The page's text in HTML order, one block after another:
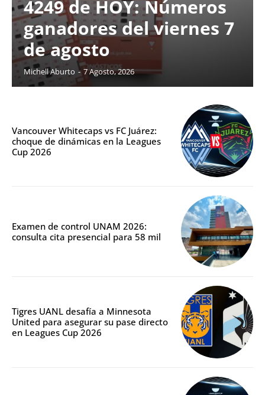
4249 de HOY: Números
ganadores del viernes 7
de agosto
Michell Aburto - 7 Agosto, 2026
Vancouver Whitecaps vs FC Juárez:
choque de dinámicas en la Leagues
Cup 2026
Examen de control UNAM 2026:
consulta cita presencial para 58 mil
Tigres UANL desafía a Minnesota
United para asegurar su pase directo
en Leagues Cup 2026